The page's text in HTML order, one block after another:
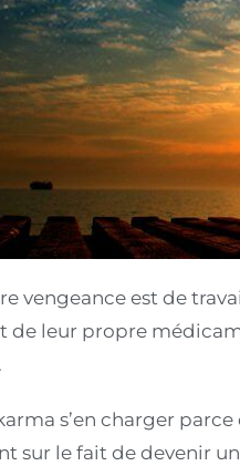
vengeance est de
de leur propre
s’en charger
sur le fait de devenir